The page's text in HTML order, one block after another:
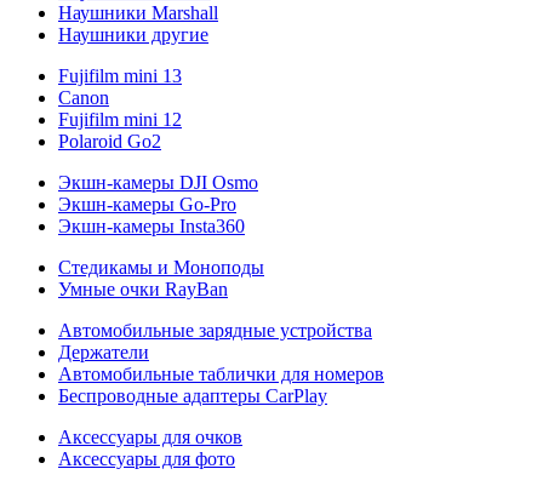
Наушники Marshall
Наушники другие
Fujifilm mini 13
Canon
Fujifilm mini 12
Polaroid Go2
Экшн-камеры DJI Osmo
Экшн-камеры Go-Pro
Экшн-камеры Insta360
Стедикамы и Моноподы
Умные очки RayBan
Автомобильные зарядные устройства
Держатели
Автомобильные таблички для номеров
Беспроводные адаптеры CarPlay
Аксессуары для очков
Аксессуары для фото